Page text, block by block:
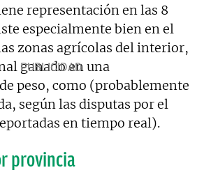
representación en las 8
especialmente bien en el
zonas agrícolas del interior,
ganado en una
peso, como (probablemente
según las disputas por el
en tiempo real).
provincia